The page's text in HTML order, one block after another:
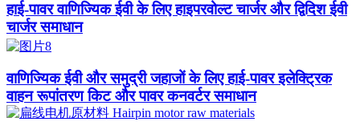
हाई-पावर वाणिज्यिक ईवी के लिए हाइपरवोल्ट चार्जर और द्विदिश ईवी
चार्जर समाधान
वाणिज्यिक ईवी और समुद्री जहाजों के लिए हाई-पावर इलेक्ट्रिक
वाहन रूपांतरण किट और पावर कनवर्टर समाधान